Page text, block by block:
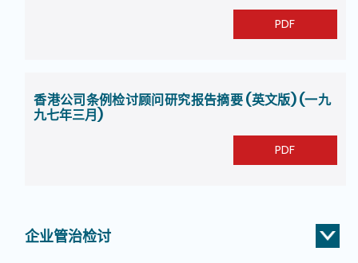
PDF
香港公司条例检讨顾问研究报告摘要 (英文版) (一九
九七年三月)
PDF
企业管治检讨